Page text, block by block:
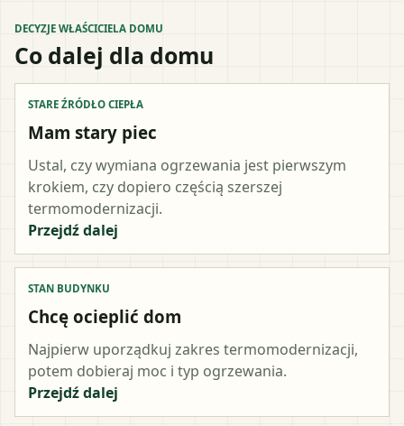
DECYZJE WŁAŚCICIELA DOMU
Co dalej dla domu
STARE ŹRÓDŁO CIEPŁA
Mam stary piec
Ustal, czy wymiana ogrzewania jest pierwszym
krokiem, czy dopiero częścią szerszej
termomodernizacji.
Przejdź dalej
STAN BUDYNKU
Chcę ocieplić dom
Najpierw uporządkuj zakres termomodernizacji,
potem dobieraj moc i typ ogrzewania.
Przejdź dalej